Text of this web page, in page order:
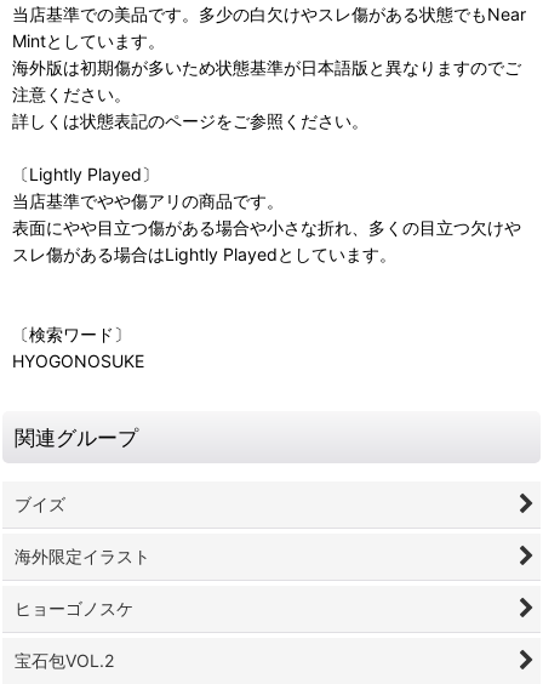
当店基準での美品です。多少の白欠けやスレ傷がある状態でもNear
Mintとしています。
海外版は初期傷が多いため状態基準が日本語版と異なりますのでご
注意ください。
詳しくは状態表記のページをご参照ください。
〔Lightly Played〕
当店基準でやや傷アリの商品です。
表面にやや目立つ傷がある場合や小さな折れ、多くの目立つ欠けや
スレ傷がある場合はLightly Playedとしています。
〔検索ワード〕
HYOGONOSUKE
関連グループ
ブイズ
海外限定イラスト
ヒョーゴノスケ
宝石包VOL.2